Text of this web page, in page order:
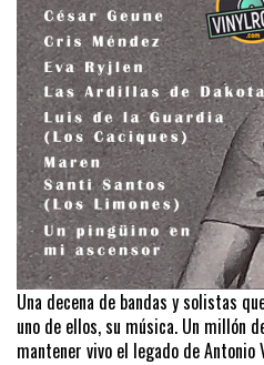
Una decena de bandas y solistas
uno de ellos, su música. Un millón
mantener vivo el legado de Antonio